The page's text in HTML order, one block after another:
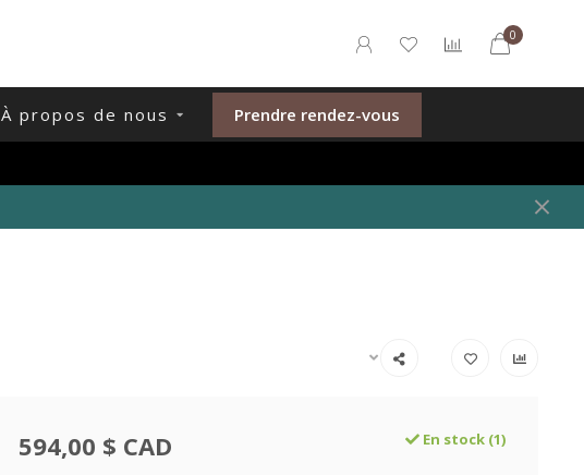
0
À propos de nous Prendre rendez-vous
594,00 $ CAD En stock (1)